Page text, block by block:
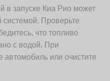
в запуске Киа Рио может
Проверьте
что топливо
с водой. При
автомобиль или очистите